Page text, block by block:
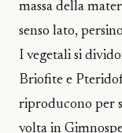
massa della
senso lato,
I vegetali si
Briofite e
riproducono per
volta in